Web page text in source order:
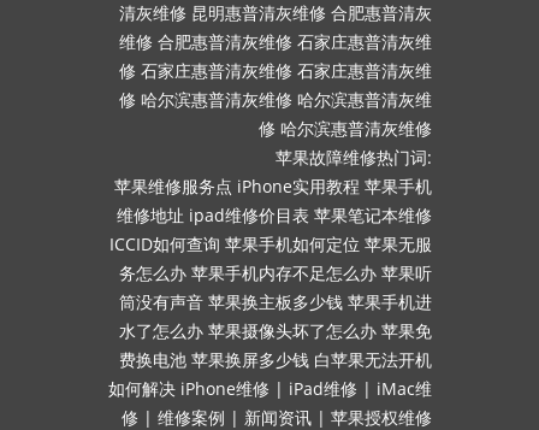
清灰维修 昆明惠普清灰维修 合肥惠普清灰
维修 合肥惠普清灰维修 石家庄惠普清灰维
修 石家庄惠普清灰维修 石家庄惠普清灰维
修 哈尔滨惠普清灰维修 哈尔滨惠普清灰维
修 哈尔滨惠普清灰维修
苹果故障维修热门词:
苹果维修服务点 iPhone实用教程 苹果手机
维修地址 ipad维修价目表 苹果笔记本维修
ICCID如何查询 苹果手机如何定位 苹果无服
务怎么办 苹果手机内存不足怎么办 苹果听
筒没有声音 苹果换主板多少钱 苹果手机进
水了怎么办 苹果摄像头坏了怎么办 苹果免
费换电池 苹果换屏多少钱 白苹果无法开机
如何解决 iPhone维修 | iPad维修 | iMac维
修 | 维修案例 | 新闻资讯 | 苹果授权维修